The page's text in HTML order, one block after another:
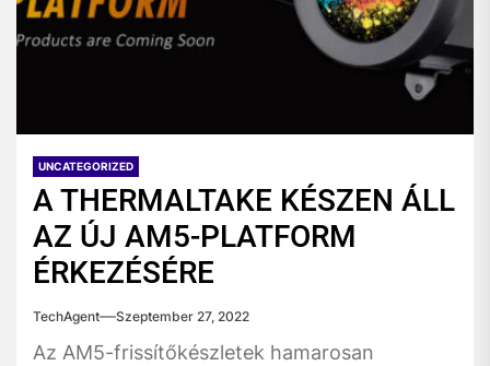
UNCATEGORIZED
A THERMALTAKE KÉSZEN ÁLL
AZ ÚJ AM5-PLATFORM
ÉRKEZÉSÉRE
TechAgent Szeptember 27, 2022
Az AM5-frissítőkészletek hamarosan